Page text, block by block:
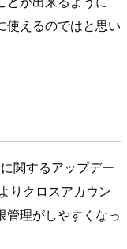
使えるのではと思い
関するアップデー
りクロスアカウン
管理がしやすくなっ